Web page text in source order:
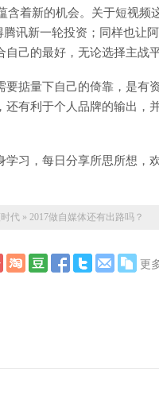
含着新的机会。关于短视频
讯新一轮投资；同样也让
己的最好，无论选择主战
掂量下自己的倚靠，是有
有利于个人品牌的输出，
习，每日分享所思所想，
代 » 2017做自媒体还有出路吗？
更